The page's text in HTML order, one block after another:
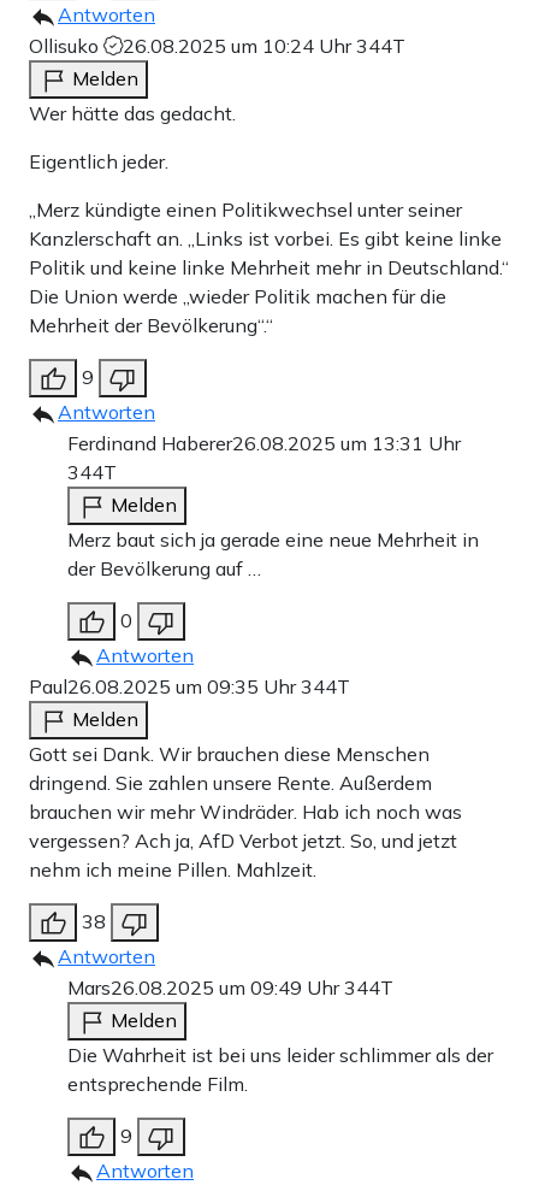
Antworten
Ollisuko
26.08.2025 um 10:24 Uhr344T
Melden
Wer hätte das gedacht.
Eigentlich jeder.
„Merz kündigte einen Politikwechsel unter seiner
Kanzlerschaft an. „Links ist vorbei. Es gibt keine linke
Politik und keine linke Mehrheit mehr in Deutschland.“
Die Union werde „wieder Politik machen für die
Mehrheit der Bevölkerung“.“
9
Antworten
Ferdinand Haberer26.08.2025 um 13:31 Uhr
344T
Melden
Merz baut sich ja gerade eine neue Mehrheit in
der Bevölkerung auf …
0
Antworten
Paul26.08.2025 um 09:35 Uhr344T
Melden
Gott sei Dank. Wir brauchen diese Menschen
dringend. Sie zahlen unsere Rente. Außerdem
brauchen wir mehr Windräder. Hab ich noch was
vergessen? Ach ja, AfD Verbot jetzt. So, und jetzt
nehm ich meine Pillen. Mahlzeit.
38
Antworten
Mars26.08.2025 um 09:49 Uhr344T
Melden
Die Wahrheit ist bei uns leider schlimmer als der
entsprechende Film.
9
Antworten